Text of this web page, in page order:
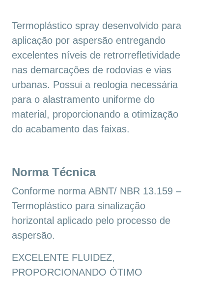
Termoplástico spray desenvolvido para
aplicação por aspersão entregando
excelentes níveis de retrorrefletividade
nas demarcações de rodovias e vias
urbanas. Possui a reologia necessária
para o alastramento uniforme do
material, proporcionando a otimização
do acabamento das faixas.
Norma Técnica
Conforme norma ABNT/ NBR 13.159 –
Termoplástico para sinalização
horizontal aplicado pelo processo de
aspersão.
EXCELENTE FLUIDEZ,
PROPORCIONANDO ÓTIMO